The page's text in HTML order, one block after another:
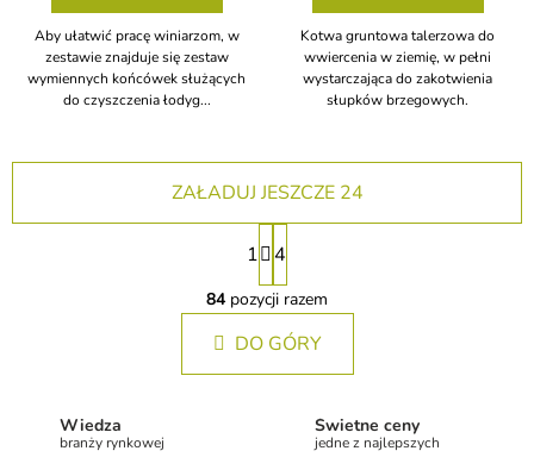
Aby ułatwić pracę winiarzom, w
zestawie znajduje się zestaw
wymiennych końcówek służących
do czyszczenia łodyg...
Kotwa gruntowa talerzowa do
wwiercenia w ziemię, w pełni
wystarczająca do zakotwienia
słupków brzegowych.
K
o
n
t
r
ZAŁADUJ JESZCZE 24
P
a
g
i
n
a
1 4
84 pozycji razem
DO GÓRY
Wiedza
branży rynkowej
Świetne ceny
jedne z najlepszych